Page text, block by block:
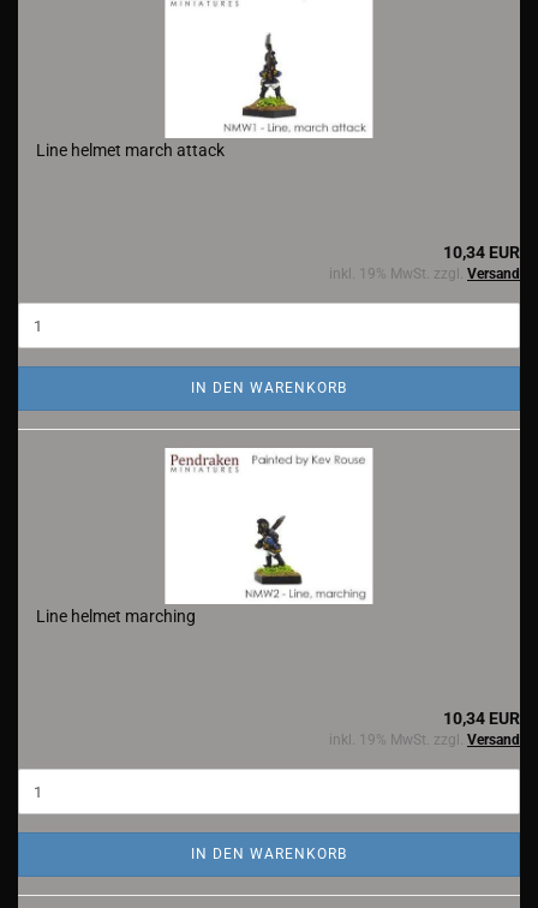
Line helmet march attack
10,34 EUR
inkl. 19% MwSt. zzgl. Versand
IN DEN WARENKORB
Line helmet marching
10,34 EUR
inkl. 19% MwSt. zzgl. Versand
IN DEN WARENKORB